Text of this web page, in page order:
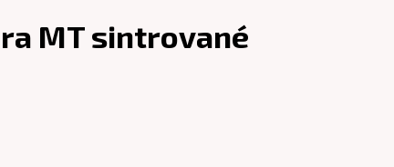
MT sintrované